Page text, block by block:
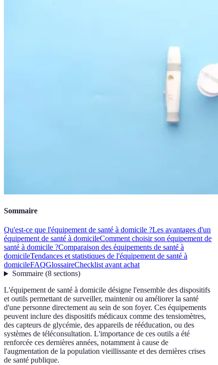
Sommaire
Qu'est-ce que l'équipement de santé à domicile ?Les avantages d'un
équipement de santé à domicileComment choisir son équipement de
santé à domicile ?Comparaison des équipements de santé à
domicileTendances et statistiques de l'équipement de santé à
domicileFAQGlossaireChecklist avant achat
Sommaire(8 sections)
L'équipement de santé à domicile désigne l'ensemble des dispositifs
et outils permettant de surveiller, maintenir ou améliorer la santé
d'une personne directement au sein de son foyer. Ces équipements
peuvent inclure des dispositifs médicaux comme des tensiomètres,
des capteurs de glycémie, des appareils de rééducation, ou des
systèmes de téléconsultation. L'importance de ces outils a été
renforcée ces dernières années, notamment à cause de
l'augmentation de la population vieillissante et des dernières crises
de santé publique.